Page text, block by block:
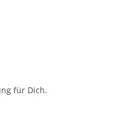
für Dich.